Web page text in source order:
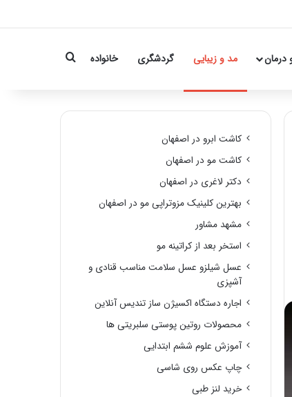
مد و زیبایی گردشگری خانواده Search for
کاشت ابرو در اصفهان
کاشت مو در اصفهان
دکتر لاغری در اصفهان
بهترین کلینیک مزوتراپی مو در اصفهان
مشهد مشاور
استخر بعد از کراتینه مو
عسل شیلزو عسل سلامت مناسب قنادی و
آشپزی
اجاره دستگاه اکسیژن ساز تندیس آنلاین
محصولات روتین پوستی سلبریتی ها
آموزش علوم ششم ابتدایی
چاپ عکس روی شاسی
خرید لنز طبی